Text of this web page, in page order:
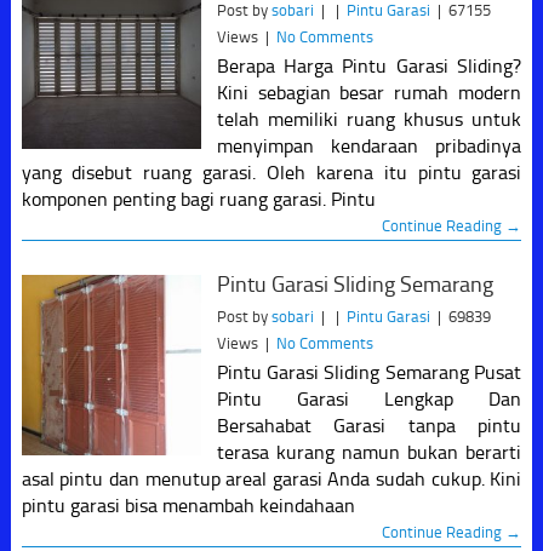
Post by sobari | | Pintu Garasi | 67155
Views | No Comments
Berapa Harga Pintu Garasi Sliding?
Kini sebagian besar rumah modern
telah memiliki ruang khusus untuk
menyimpan kendaraan pribadinya
yang disebut ruang garasi. Oleh karena itu pintu garasi
komponen penting bagi ruang garasi. Pintu
Continue Reading →
Pintu Garasi Sliding Semarang
Post by sobari | | Pintu Garasi | 69839
Views | No Comments
Pintu Garasi Sliding Semarang Pusat
Pintu Garasi Lengkap Dan
Bersahabat Garasi tanpa pintu
terasa kurang namun bukan berarti
asal pintu dan menutup areal garasi Anda sudah cukup. Kini
pintu garasi bisa menambah keindahaan
Continue Reading →